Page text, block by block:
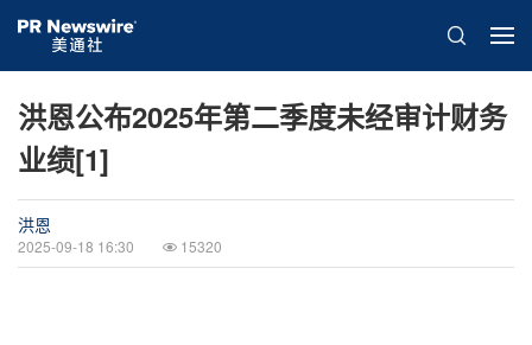
洪恩公布2025年第二季度未经审计财务
业绩[1]
洪恩
2025-09-18 16:30 15320